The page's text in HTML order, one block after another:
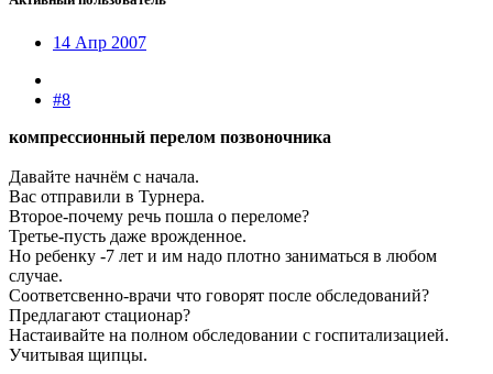
14 Апр 2007
#8
компрессионный перелом позвоночника
Давайте начнём с начала.
Вас отправили в Турнера.
Второе-почему речь пошла о переломе?
Третье-пусть даже врожденное.
Но ребенку -7 лет и им надо плотно заниматься в любом
случае.
Соответсвенно-врачи что говорят после обследований?
Предлагают стационар?
Настаивайте на полном обследовании с госпитализацией.
Учитывая щипцы.